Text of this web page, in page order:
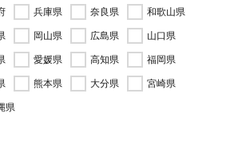
兵庫県 奈良県
和歌山県
岡山県 広島県
山口県
愛媛県 高知県
福岡県
熊本県 大分県
宮崎県
県